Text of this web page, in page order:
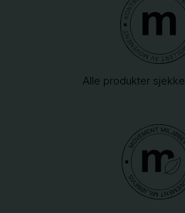
Alle produkter